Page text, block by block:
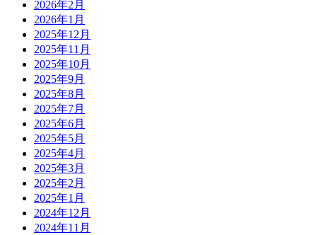
2026年2月
2026年1月
2025年12月
2025年11月
2025年10月
2025年9月
2025年8月
2025年7月
2025年6月
2025年5月
2025年4月
2025年3月
2025年2月
2025年1月
2024年12月
2024年11月